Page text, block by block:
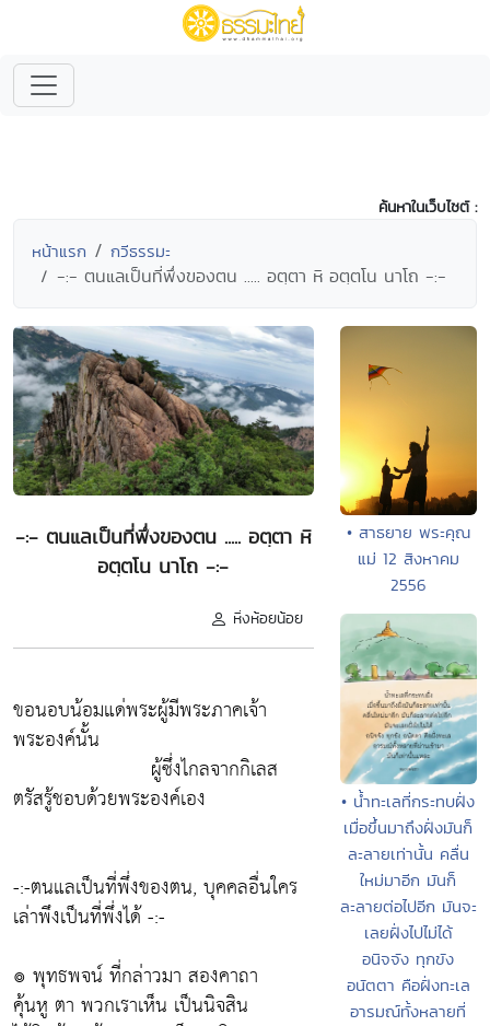
ค้นหาในเว็บไซต์ :
หน้าแรก กวีธรรมะ
-:- ตนแลเป็นที่พึ่งของตน ..... อตฺตา หิ อตฺตโน นาโถ -:-
-:- ตนแลเป็นที่พึ่งของตน ..... อตฺตา หิ
อตฺตโน นาโถ -:-
หิ่งห้อยน้อย
ขอนอบน้อมแด่พระผู้มีพระภาคเจ้า
พระองค์นั้น
ผู้ซึ่งไกลจากกิเลส
ตรัสรู้ชอบด้วยพระองค์เอง
-:-ตนแลเป็นที่พึ่งของตน, บุคคลอื่นใคร
เล่าพึงเป็นที่พึ่งได้ -:-
๏ พุทธพจน์ ที่กล่าวมา สองคาถา
คุ้นหู ตา พวกเราเห็น เป็นนิจสิน
• สาธยาย พระคุณ
แม่ 12 สิงหาคม
2556
• น้ำทะเลที่กระทบฝั่ง
เมื่อขึ้นมาถึงฝั่งมันก็
ละลายเท่านั้น คลื่น
ใหม่มาอีก มันก็
ละลายต่อไปอีก มันจะ
เลยฝั่งไปไม่ได้
อนิจจัง ทุกขัง
อนัตตา คือฝั่งทะเล
อารมณ์ทั้งหลายที่